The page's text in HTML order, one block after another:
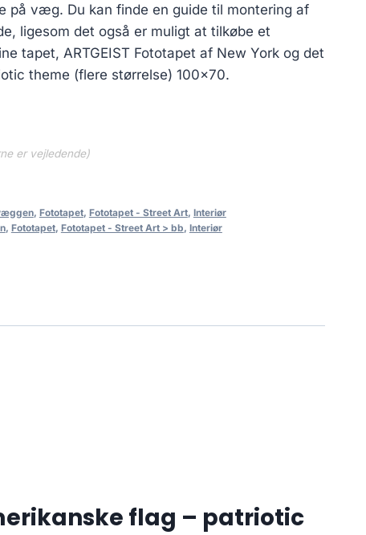
på væg. Du kan finde en guide til montering af
ligesom det også er muligt at tilkøbe et
tapet, ARTGEIST Fototapet af New York og det
theme (flere størrelse) 100×70.
er vejledende)
, Fototapet, Fototapet - Street Art, Interiør
, Fototapet, Fototapet - Street Art > bb, Interiør
flag – patriotic